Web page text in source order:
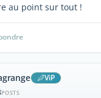
au point sur tout !
ViP
POSTS